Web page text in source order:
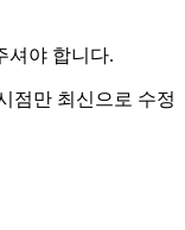
셔야 합니다.
점만 최신으로 수정